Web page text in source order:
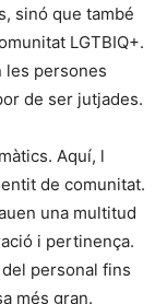
sinó que també
LGTBIQ+.
les persones
de ser jutjades.
Aquí, l
de comunitat.
una multitud
i pertinença.
personal fins
més gran.